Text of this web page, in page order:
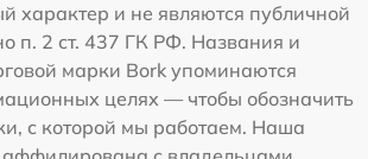
характер и не являются публичной
п. 2 ст. 437 ГК РФ. Названия и
марки Bork упоминаются
целях — чтобы обозначить
с которой мы работаем. Наша